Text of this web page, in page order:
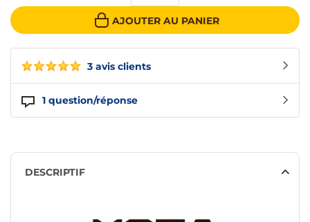
3 avis clients
1 question/réponse
AJOUTER AU PANIER
DESCRIPTIF